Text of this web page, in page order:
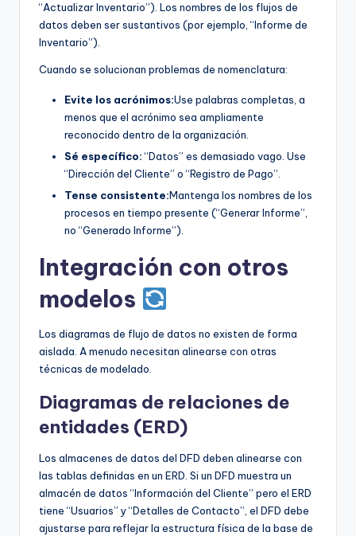
“Actualizar Inventario”). Los nombres de los flujos de
datos deben ser sustantivos (por ejemplo, “Informe de
Inventario”).
Cuando se solucionan problemas de nomenclatura:
Evite los acrónimos:Use palabras completas, a
menos que el acrónimo sea ampliamente
reconocido dentro de la organización.
Sé específico:“Datos” es demasiado vago. Use
“Dirección del Cliente” o “Registro de Pago”.
Tense consistente:Mantenga los nombres de los
procesos en tiempo presente (“Generar Informe”,
no “Generado Informe”).
Integración con otros
modelos
Los diagramas de flujo de datos no existen de forma
aislada. A menudo necesitan alinearse con otras
técnicas de modelado.
Diagramas de relaciones de
entidades (ERD)
Los almacenes de datos del DFD deben alinearse con
las tablas definidas en un ERD. Si un DFD muestra un
almacén de datos “Información del Cliente” pero el ERD
tiene “Usuarios” y “Detalles de Contacto”, el DFD debe
ajustarse para reflejar la estructura física de la base de